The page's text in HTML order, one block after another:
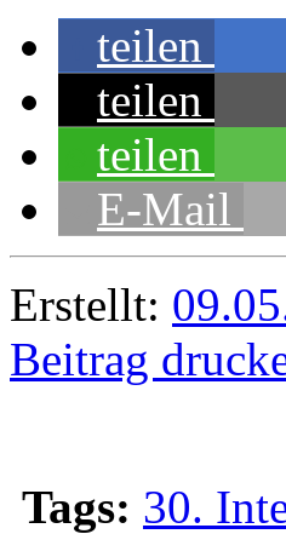
teilen
teilen
teilen
E-Mail
Erstellt:
Beitrag
Tags: 30.